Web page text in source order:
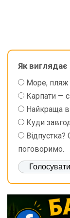
Як виглядає
Море, пляж
Карпати —
Найкраща
Куди
Відпустка?
поговоримо.